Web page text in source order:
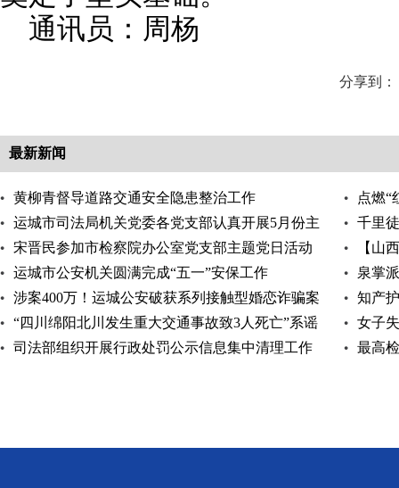
通讯员：周杨
分享到：
最新新闻
黄柳青督导道路交通安全隐患整治工作
点燃“
运城市司法局机关党委各党支部认真开展5月份主
题党日活动
千里
宋晋民参加市检察院办公室党支部主题党日活动
【山
升
运城市公安机关圆满完成“五一”安保工作
泉掌
涉案400万！运城公安破获系列接触型婚恋诈骗案
知产
“四川绵阳北川发生重大交通事故致3人死亡”系谣
言
女子
司法部组织开展行政处罚公示信息集中清理工作
最高